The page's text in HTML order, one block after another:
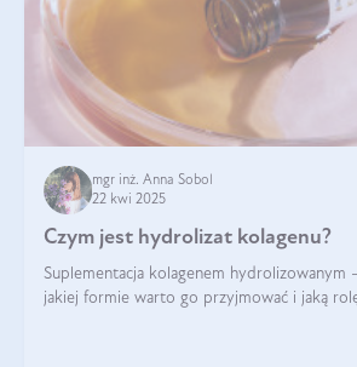
mgr inż. Anna Sobol
22 kwi 2025
Czym jest hydrolizat kolagenu?
Suplementacja kolagenem
jakiej formie warto go przyjmować i jaką